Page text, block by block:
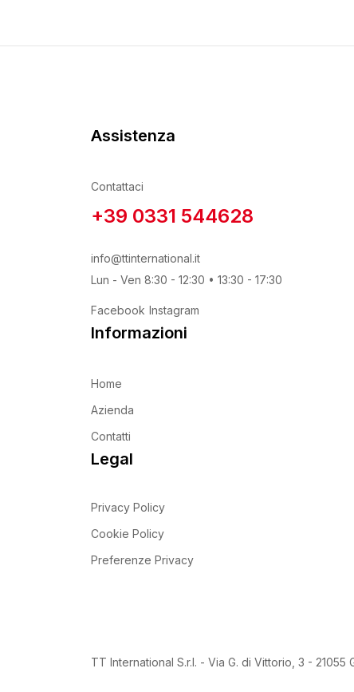
Assistenza
Contattaci
+39 0331 544628
info@ttinternational.it
Lun - Ven 8:30 - 12:30 • 13:30 - 17:30
Facebook Instagram
Informazioni
Home
Azienda
Contatti
Legal
Privacy Policy
Cookie Policy
Preferenze Privacy
TT International S.r.l. - Via G. di Vittorio, 3 - 21055